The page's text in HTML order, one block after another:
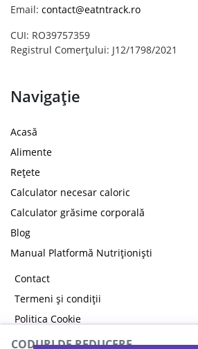
Email: contact@eatntrack.ro
CUI: RO39757359
Registrul Comerțului: J12/1798/2021
Navigație
Acasă
Alimente
Rețete
Calculator necesar caloric
Calculator grăsime corporală
Blog
Manual Platformă Nutriționiști
Contact
Termeni și condiții
Politica Cookie
Politica de confidențialitate
CODURI DE REDUCERE